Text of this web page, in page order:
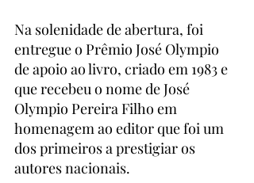
Na solenidade de abertura, foi
entregue o Prêmio José Olympio
de apoio ao livro, criado em 1983 e
que recebeu o nome de José
Olympio Pereira Filho em
homenagem ao editor que foi um
dos primeiros a prestigiar os
autores nacionais.